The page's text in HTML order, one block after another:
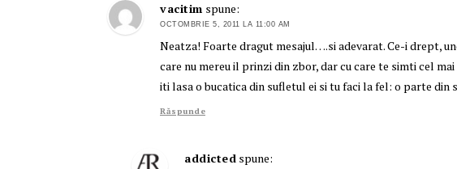
vacitim spune:
OCTOMBRIE 5, 2011 LA 11:00 AM
Neatza! Foarte dragut mesajul….si adevarat. Ce-i drept,
care nu mereu il prinzi din zbor, dar cu care te simti cel
iti lasa o bucatica din sufletul ei si tu faci la fel: o parte din
Răspunde
addicted spune: